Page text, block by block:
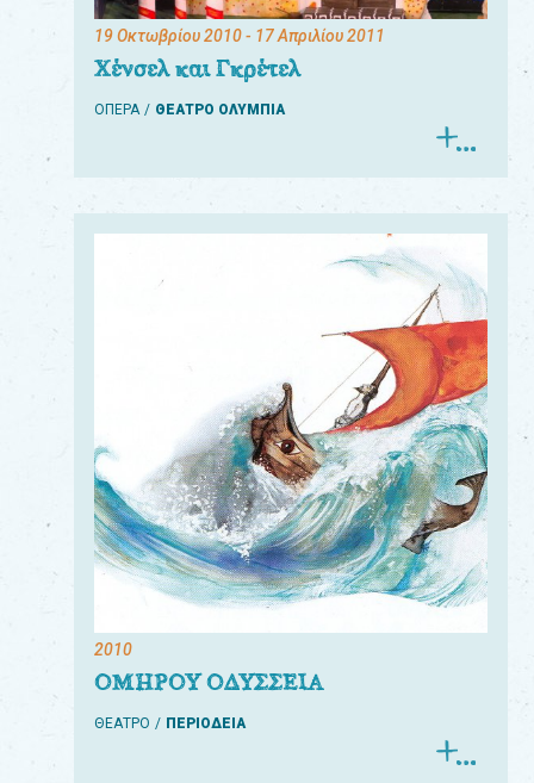
19 Οκτωβρίου 2010- 17 Απριλίου 2011
Χένσελ και Γκρέτελ
ΟΠΕΡΑ ΘΕΑΤΡΟ ΟΛΥΜΠΙΑ
2010
ΟΜΗΡΟΥ ΟΔΥΣΣΕΙΑ
ΘΕΑΤΡΟ ΠΕΡΙΟΔΕΙΑ